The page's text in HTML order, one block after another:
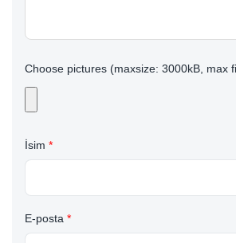
Choose pictures (maxsize: 3000kB, max
İsim *
E-posta *